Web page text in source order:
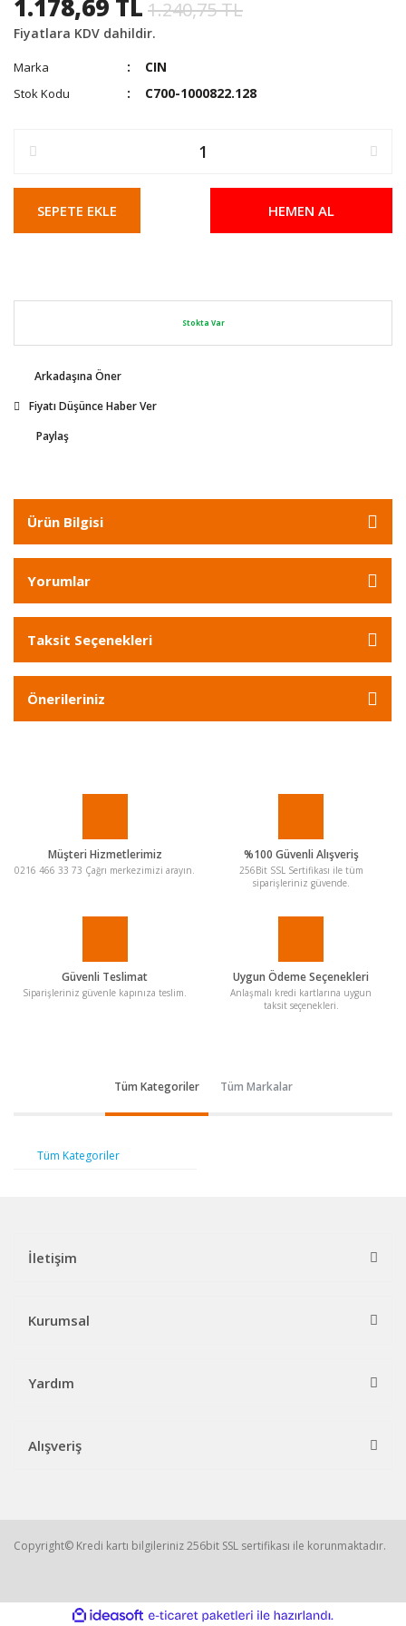
1.178,69 TL 1.240,75 TL
Fiyatlara KDV dahildir.
Marka CIN
Stok Kodu C700-1000822.128
SEPETE EKLE HEMEN AL
Stokta Var
Arkadaşına Öner
Fiyatı Düşünce Haber Ver
Paylaş
Ürün Bilgisi
Yorumlar
Taksit Seçenekleri
Önerileriniz
Müşteri Hizmetlerimiz
0216 466 33 73 Çağrı merkezimizi arayın.
%100 Güvenli Alışveriş
256Bit SSL Sertifikası ile tüm
siparişleriniz güvende.
Güvenli Teslimat
Siparişleriniz güvenle kapınıza teslim.
Uygun Ödeme Seçenekleri
Anlaşmalı kredi kartlarına uygun
taksit seçenekleri.
Tüm Kategoriler Tüm Markalar
Tüm Kategoriler
İletişim
Kurumsal
Yardım
Alışveriş
Copyright© Kredi kartı bilgileriniz 256bit SSL sertifikası ile korunmaktadır.
ideasoft
e-